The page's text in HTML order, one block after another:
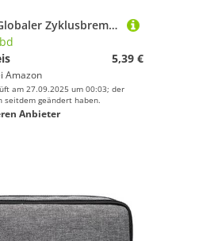
Zkydhbd Globaler Zyklusbremslinie Für 5 Mm/Mm Externer Bremsrohr Und Kabelpfad Zyklus Rahmenkabel Pfadverbindung
5,39 €
Amazon
am 27.09.2025 um 00:03; der
seitdem geändert haben.
Anbieter